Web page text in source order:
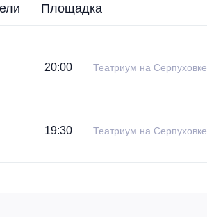
Площадка
20:00 Театриум на Серпуховке.
19:30 Театриум на Серпуховке.